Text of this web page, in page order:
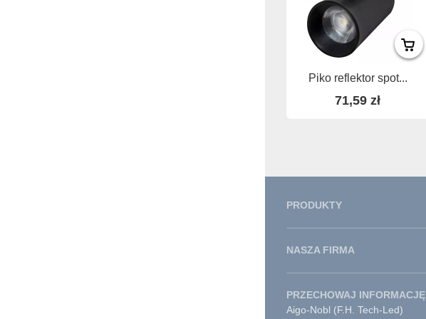
Piko reflektor spot...
71,59 zł
PRODUKTY
NASZA FIRMA
PRZECHOWAJ INFORMACJĘ
Aigo-Nobl (F.H. Tech-Led)